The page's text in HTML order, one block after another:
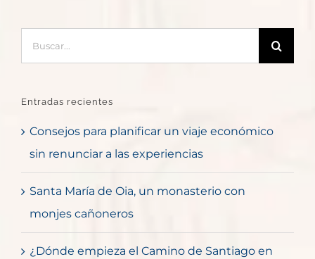
Entradas recientes
Consejos para planificar un viaje económico
sin renunciar a las experiencias
Santa María de Oia, un monasterio con
monjes cañoneros
¿Dónde empieza el Camino de Santiago en